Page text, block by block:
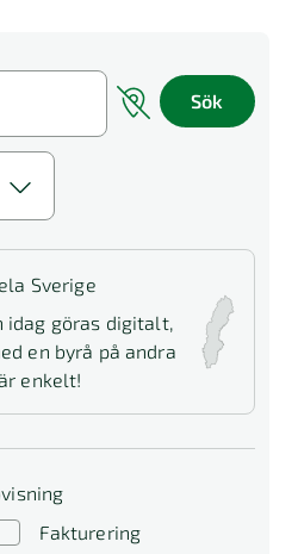
Sök
Sverige
idag göras digitalt,
en byrå på andra
enkelt!
Fakturering